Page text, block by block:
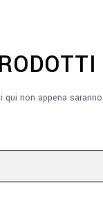
non appena